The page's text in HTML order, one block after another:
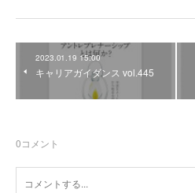
2023.01.19 15:00
キャリアガイダンス vol.445
0コメント